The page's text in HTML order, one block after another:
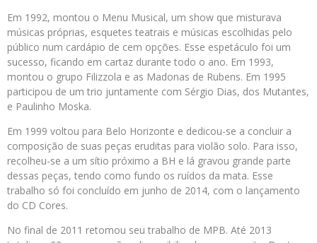
Em 1992, montou o Menu Musical, um show que misturava
músicas próprias, esquetes teatrais e músicas escolhidas pelo
público num cardápio de cem opções. Esse espetáculo foi um
sucesso, ficando em cartaz durante todo o ano. Em 1993,
montou o grupo Filizzola e as Madonas de Rubens. Em 1995
participou de um trio juntamente com Sérgio Dias, dos Mutantes,
e Paulinho Moska.
Em 1999 voltou para Belo Horizonte e dedicou-se a concluir a
composição de suas peças eruditas para violão solo. Para isso,
recolheu-se a um sítio próximo a BH e lá gravou grande parte
dessas peças, tendo como fundo os ruídos da mata. Esse
trabalho só foi concluído em junho de 2014, com o lançamento
do CD Cores.
No final de 2011 retomou seu trabalho de MPB. Até 2013